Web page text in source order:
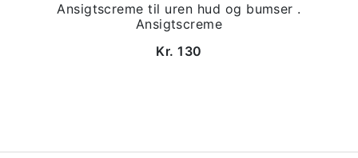
Ansigtscreme til uren hud og bumser .
Ansigtscreme
Kr. 130